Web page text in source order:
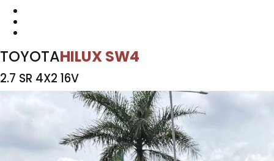
TOYOTAHILUX SW4
2.7 SR 4X2 16V